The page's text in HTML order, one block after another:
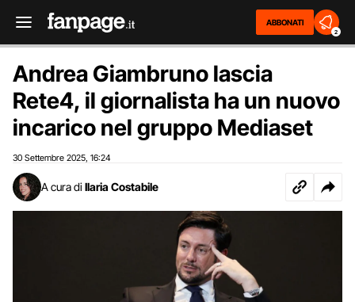
ABBONATI
2
Andrea Giambruno lascia
Rete4, il giornalista ha un nuovo
incarico nel gruppo Mediaset
30 Settembre 2025 16:24
A cura di Ilaria Costabile